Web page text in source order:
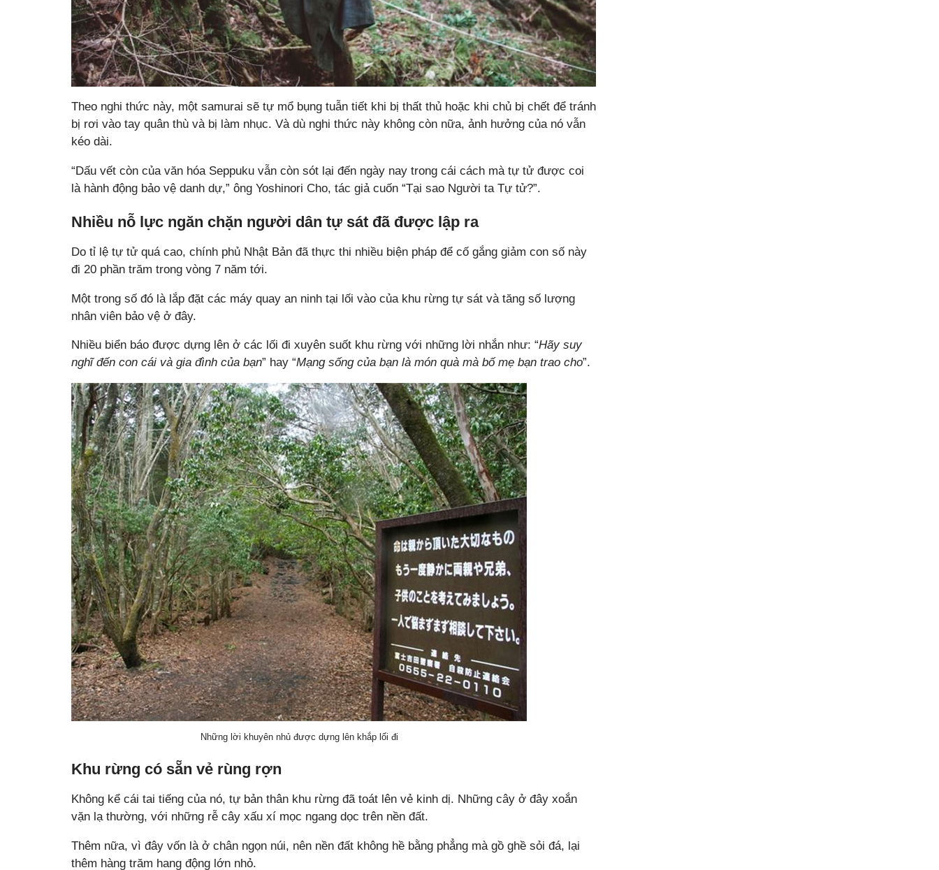
Theo nghi thức này, một samurai sẽ tự mổ bụng tuẫn tiết khi bị thất thủ hoặc khi chủ bị chết để tránh
bị rơi vào tay quân thù và bị làm nhục. Và dù nghi thức này không còn nữa, ảnh hưởng của nó vẫn
kéo dài.
“Dấu vết còn của văn hóa Seppuku vẫn còn sót lại đến ngày nay trong cái cách mà tự tử được coi
là hành động bảo vệ danh dự,” ông Yoshinori Cho, tác giả cuốn “Tại sao Người ta Tự tử?”.
Nhiều nỗ lực ngăn chặn người dân tự sát đã được lập ra
Do tỉ lệ tự tử quá cao, chính phủ Nhật Bản đã thực thi nhiều biện pháp để cố gắng giảm con số này
đi 20 phần trăm trong vòng 7 năm tới.
Một trong số đó là lắp đặt các máy quay an ninh tại lối vào của khu rừng tự sát và tăng số lượng
nhân viên bảo vệ ở đây.
Nhiều biển báo được dựng lên ở các lối đi xuyên suốt khu rừng với những lời nhắn như: “Hãy suy
nghĩ đến con cái và gia đình của bạn” hay “Mạng sống của bạn là món quà mà bố mẹ bạn trao cho”.
Những lời khuyên nhủ được dựng lên khắp lối đi
Khu rừng có sẵn vẻ rùng rợn
Không kể cái tai tiếng của nó, tự bản thân khu rừng đã toát lên vẻ kinh dị. Những cây ở đây xoắn
vặn lạ thường, với những rễ cây xấu xí mọc ngang dọc trên nền đất.
Thêm nữa, vì đây vốn là ở chân ngọn núi, nên nền đất không hề bằng phẳng mà gồ ghề sỏi đá, lại
thêm hàng trăm hang động lớn nhỏ.